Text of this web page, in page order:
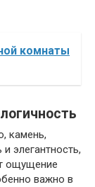
комнаты
камень,
элегантность,
ощущение
важно в